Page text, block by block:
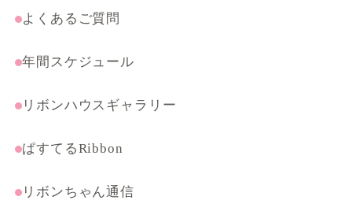
よくあるご質問
年間スケジュール
リボンハウスギャラリー
ぱすてるRibbon
リボンちゃん通信